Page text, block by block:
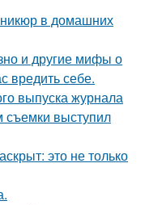
в домашних
и другие мифы о
вредить себе.
выпуска журнала
съемки выступил
это не только